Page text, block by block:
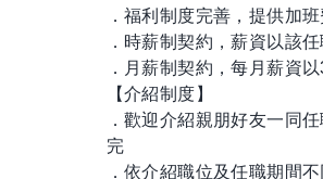
．福利制度完善，提供加
．時薪制契約，薪資以該
．月薪制契約，每月薪資
【介紹制度】
．歡迎介紹親朋好友一同
完
．依介紹職位及任職期間